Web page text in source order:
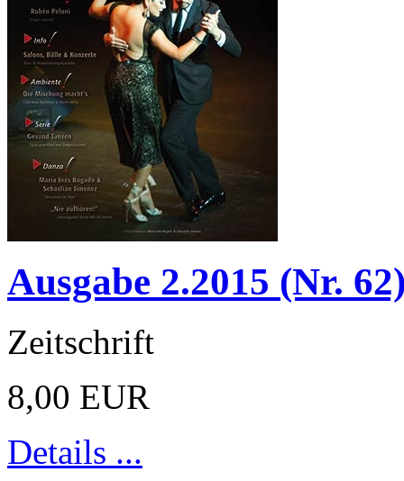
Ausgabe 2.2015 (Nr.
Zeitschrift
8,00 EUR
Details ...